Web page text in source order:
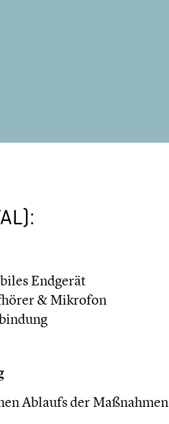
Endgerät
& Mikrofon
Ablaufs der Maßnahmen